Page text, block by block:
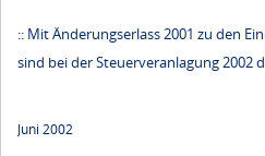
:: Mit Änderungserlass 2001 zu den
sind bei der Steuerveranlagung 2002
Juni 2002